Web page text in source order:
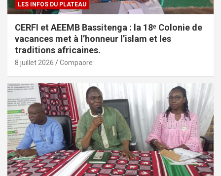
LES INFOS DU PLATEAU
CERFI et AEEMB Bassitenga : la 18ᵉ Colonie de
vacances met à l’honneur l’islam et les
traditions africaines.
8 juillet 2026 Compaore